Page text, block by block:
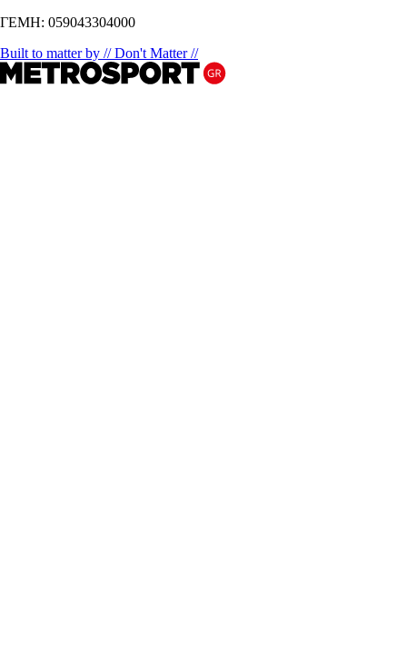
ΓΕΜΗ: 059043304000
Built to matter by // Don't Matter //